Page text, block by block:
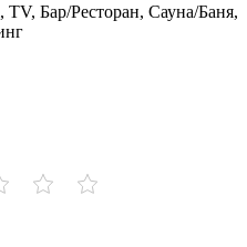
TV, Бар/Ресторан, Сауна/Баня,